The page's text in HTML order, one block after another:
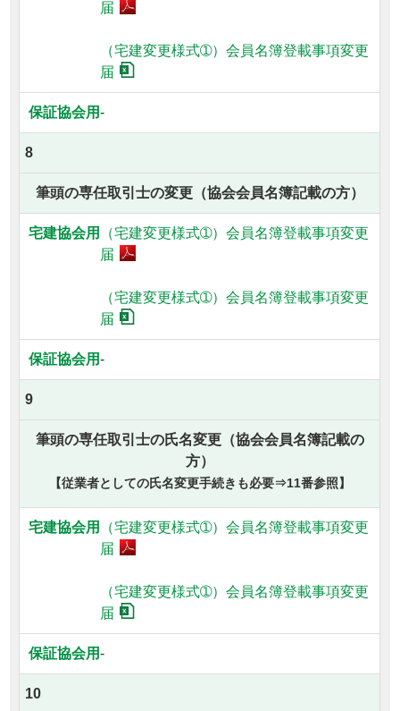
届
（宅建変更様式➀）会員名簿登載事項変更
届
-
8
筆頭の専任取引士の変更（協会会員名簿記載の方）
（宅建変更様式➀）会員名簿登載事項変更
届
（宅建変更様式➀）会員名簿登載事項変更
届
-
9
筆頭の専任取引士の氏名変更（協会会員名簿記載の
方）
【従業者としての氏名変更手続きも必要⇒11番参照】
（宅建変更様式➀）会員名簿登載事項変更
届
（宅建変更様式➀）会員名簿登載事項変更
届
-
10